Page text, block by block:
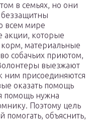
в семьях, но они
беззащитны
всем мире
акции, которые
корм, материальные
собачьих приютом,
выезжают
ним присоединяются
оказать помощь
помощь нужна
Поэтому цель
помогать, объяснить,